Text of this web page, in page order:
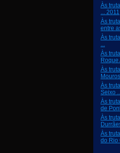
Às
... 2011
Às
entre
Às
...
Às
Roque
Às
Às
Seixo
Às
de
Às
Às
do Rio